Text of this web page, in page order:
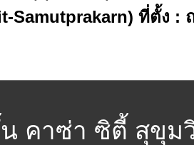
Samutprakarn) ที่ตั้ง :
คาซ่า ซิตี้ สุขุม